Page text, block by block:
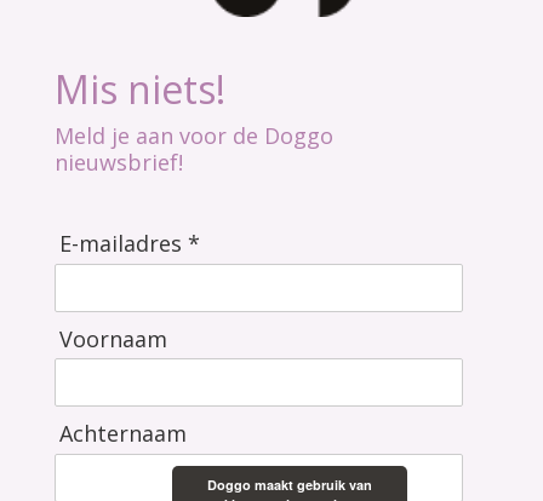
Mis niets!
Meld je aan voor de Doggo
nieuwsbrief!
E-mailadres *
Voornaam
Achternaam
Doggo maakt gebruik van